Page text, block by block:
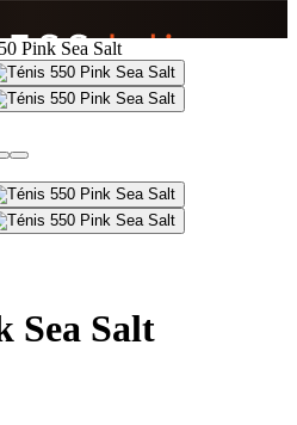
Pink Sea Salt
Sea Salt